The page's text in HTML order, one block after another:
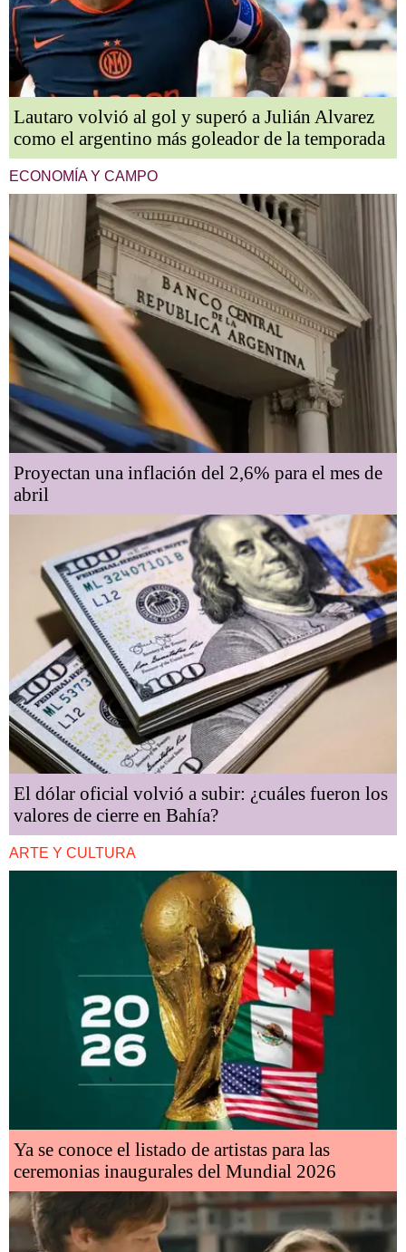
Lautaro volvió al gol y superó a Julián Alvarez
como el argentino más goleador de la temporada
ECONOMÍA Y CAMPO
Proyectan una inflación del 2,6% para el mes de
abril
El dólar oficial volvió a subir: ¿cuáles fueron los
valores de cierre en Bahía?
ARTE Y CULTURA
Ya se conoce el listado de artistas para las
ceremonias inaugurales del Mundial 2026